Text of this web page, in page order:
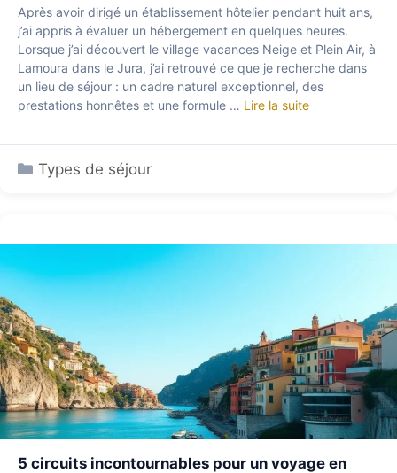
Après avoir dirigé un établissement hôtelier pendant huit ans,
j’ai appris à évaluer un hébergement en quelques heures.
Lorsque j’ai découvert le village vacances Neige et Plein Air, à
Lamoura dans le Jura, j’ai retrouvé ce que je recherche dans
un lieu de séjour : un cadre naturel exceptionnel, des
prestations honnêtes et une formule … Lire la suite
Catégories
Types de séjour
5 circuits incontournables pour un voyage en